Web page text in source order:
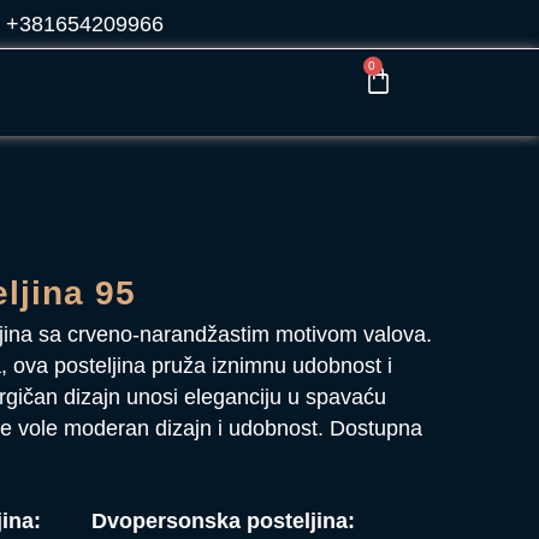
+381654209966
0
95
sa crveno-narandžastim motivom valova.
ova posteljina pruža iznimnu udobnost i
dizajn unosi eleganciju u spavaću
vole moderan dizajn i udobnost. Dostupna
Dvopersonska posteljina: